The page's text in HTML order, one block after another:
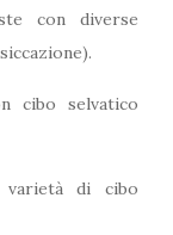
con diverse
cibo selvatico
di cibo